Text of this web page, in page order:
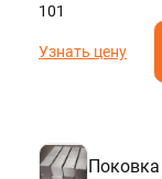
101
Узнать цену